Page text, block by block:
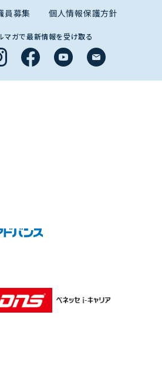
員募集 個人情報保護方針
マガで最新情報を受け取る